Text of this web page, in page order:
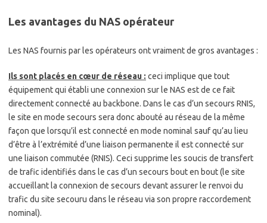
Les avantages du NAS opérateur
Les NAS fournis par les opérateurs ont vraiment de gros avantages :
Ils sont placés en cœur de réseau : ceci implique que tout
équipement qui établi une connexion sur le NAS est de ce fait
directement connecté au backbone. Dans le cas d’un secours RNIS,
le site en mode secours sera donc abouté au réseau de la même
façon que lorsqu’il est connecté en mode nominal sauf qu’au lieu
d’être à l’extrémité d’une liaison permanente il est connecté sur
une liaison commutée (RNIS). Ceci supprime les soucis de transfert
de trafic identifiés dans le cas d’un secours bout en bout (le site
accueillant la connexion de secours devant assurer le renvoi du
trafic du site secouru dans le réseau via son propre raccordement
nominal).